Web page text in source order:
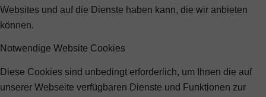
Websites und auf die Dienste haben kann, die wir anbieten
können.
Notwendige Website Cookies
Diese Cookies sind unbedingt erforderlich, um Ihnen die auf
unserer Webseite verfügbaren Dienste und Funktionen zur